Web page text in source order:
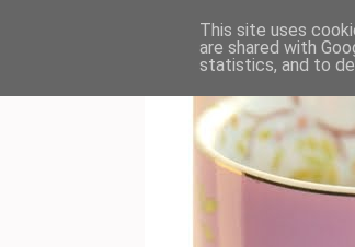
This site uses
are shared with
statistics, and to